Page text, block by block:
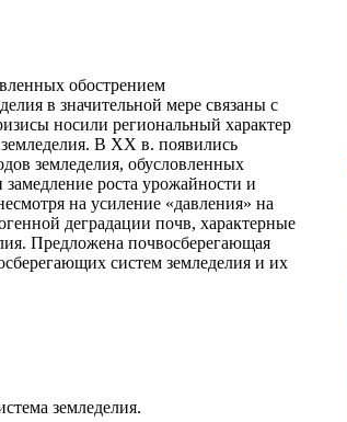
обострением
в значительной мере связаны с
носили региональный характер
В ХХ в. появились
земледелия, обусловленных
роста урожайности и
на усиление «давления» на
деградации почв, характерные
Предложена почвосберегающая
систем земледелия и их
земледелия.